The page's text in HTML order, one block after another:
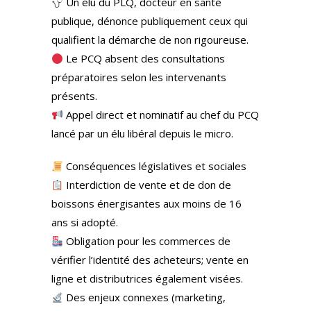
publique, dénonce publiquement ceux qui
qualifient la démarche de non rigoureuse.
Le PCQ absent des consultations
préparatoires selon les intervenants
présents.
Appel direct et nominatif au chef du PCQ
lancé par un élu libéral depuis le micro.
Conséquences législatives et sociales
Interdiction de vente et de don de
boissons énergisantes aux moins de 16
ans si adopté.
Obligation pour les commerces de
vérifier l’identité des acheteurs; vente en
ligne et distributrices également visées.
Des enjeux connexes (marketing,